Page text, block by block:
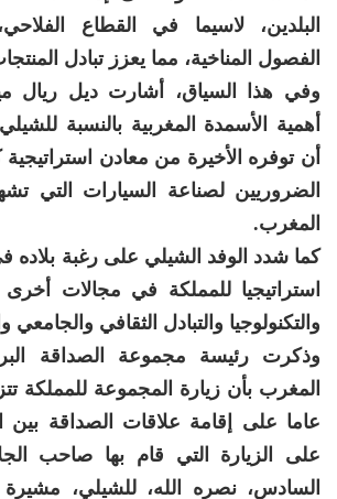
البلدين، لاسيما في القطاع
الفصول المناخية، مما يعزز تبادل
وفي هذا السياق، أشارت ديل ريال
أهمية الأسمدة المغربية بالنسبة
أن توفره الأخيرة من معادن استراتيجية
الضروريين لصناعة السيارات التي
المغرب.
كما شدد الوفد الشيلي على رغبة بلاده
استراتيجيا للمملكة في مجالات أخرى
والتكنولوجيا والتبادل الثقافي والجامعي
وذكرت رئيسة مجموعة الصداقة
على الزيارة التي قام بها صاحب
السادس، نصره الله، للشيلي،